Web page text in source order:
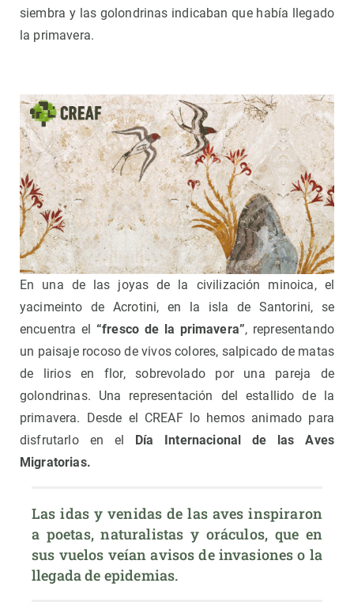
siembra y las golondrinas indicaban que había llegado
la primavera.
En una de las joyas de la civilización minoica, el
yacimeinto de Acrotini, en la isla de Santorini, se
encuentra el “fresco de la primavera”, representando
un paisaje rocoso de vivos colores, salpicado de matas
de lirios en flor, sobrevolado por una pareja de
golondrinas. Una representación del estallido de la
primavera. Desde el CREAF lo hemos animado para
disfrutarlo en el Día Internacional de las Aves
Migratorias.
Las idas y venidas de las aves inspiraron
a poetas, naturalistas y oráculos, que en
sus vuelos veían avisos de invasiones o la
llegada de epidemias.